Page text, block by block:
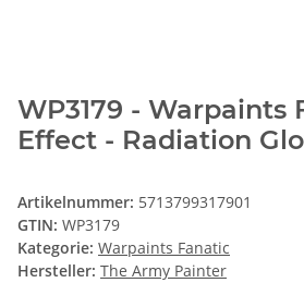
WP3179 - Warpaints
Effect - Radiation
Artikelnummer: 5713799317901
GTIN: WP3179
Kategorie: Warpaints Fanatic
Hersteller: The Army Painter